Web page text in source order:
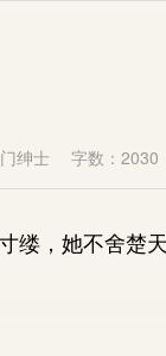
绅士 字数：2030
，她不舍楚天